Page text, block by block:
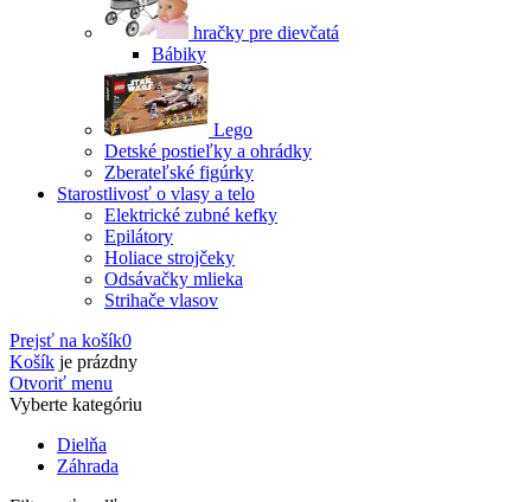
hračky pre dievčatá
Bábiky
Lego
Detské postieľky a ohrádky
Zberateľské figúrky
Starostlivosť o vlasy a telo
Elektrické zubné kefky
Epilátory
Holiace strojčeky
Odsávačky mlieka
Strihače vlasov
Prejsť na košík0
Košík je prázdny
Otvoriť menu
Vyberte kategóriu
Dielňa
Záhrada